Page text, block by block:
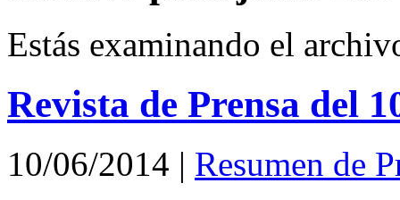
Estás examinando el
Revista de Prensa del
10/06/2014 | Resumen de